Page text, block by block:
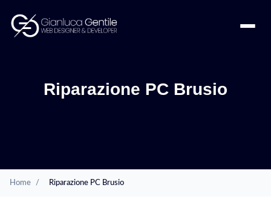
Riparazione PC Brusio
Home / Riparazione PC Brusio